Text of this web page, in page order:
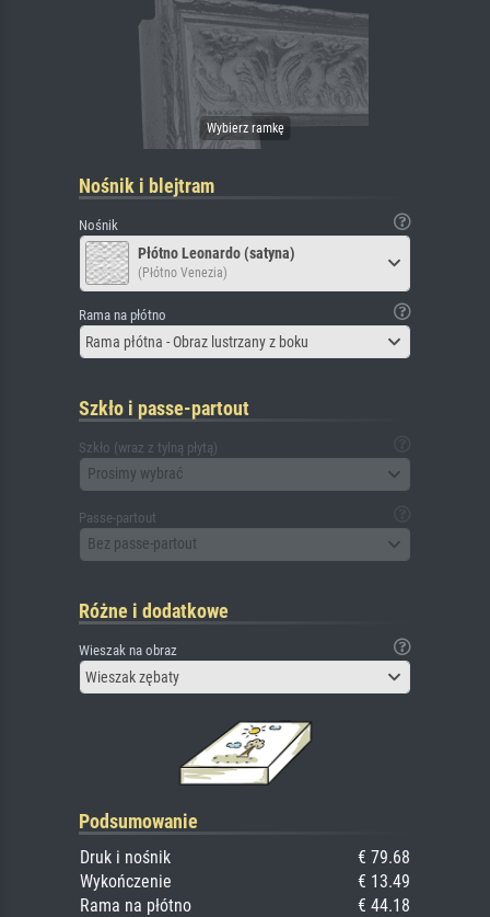
Nośnik i blejtram
Nośnik
Płótno Leonardo (satyna)
(Płótno Venezia)
Rama na płótno
Rama płótna - Obraz lustrzany z boku
Szkło i passe-partout
Szkło (wraz z tylną płytą)
Prosimy wybrać
Passe-partout
Bez passe-partout
Różne i dodatkowe
Wieszak na obraz
Wieszak zębaty
Podsumowanie
Druk i nośnik
€ 79.68
Wykończenie
€ 13.49
Rama na płótno
€ 44.18